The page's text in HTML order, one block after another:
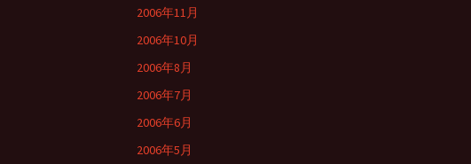
2006年11月
2006年10月
2006年8月
2006年7月
2006年6月
2006年5月